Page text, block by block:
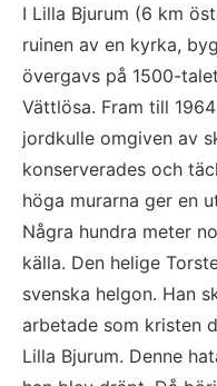
I Lilla Bjurum (6 km
ruinen av en kyrka,
övergavs på 1500-
Vättlösa. Fram till
jordkulle omgiven av
konserverades och
höga murarna ger en
Några hundra meter
källa. Den helige
svenska helgon. Han
arbetade som kristen
Lilla Bjurum. Denne